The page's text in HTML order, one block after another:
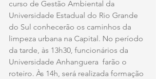
curso de Gestão Ambiental da
Universidade Estadual do Rio Grande
do Sul conhecerão os caminhos da
limpeza urbana na Capital. No período
da tarde, às 13h30, funcionários da
Universidade Anhanguera  farão o
roteiro. Às 14h, será realizada formação